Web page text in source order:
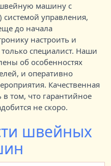
швейную машину с
управления,
до начала
настроить и
специалист. Наши
об особенностях
и оперативно
Качественная
в том, что гарантийное
не скоро.
швейных